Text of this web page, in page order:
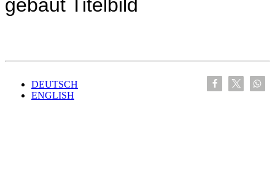
gebaut Titelbild
DEUTSCH
ENGLISH